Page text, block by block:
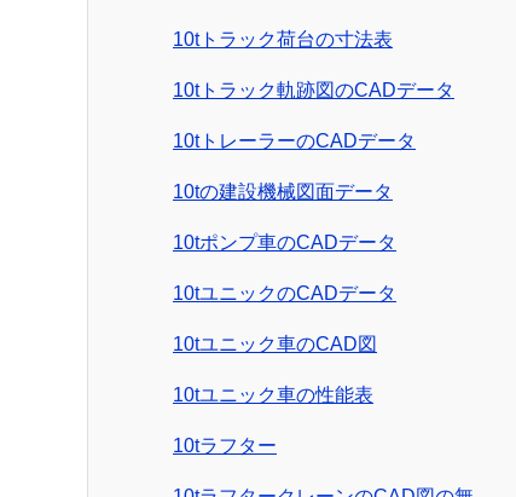
10tトラック荷台の寸法表
10tトラック軌跡図のCADデータ
10tトレーラーのCADデータ
10tの建設機械図面データ
10tポンプ車のCADデータ
10tユニックのCADデータ
10tユニック車のCAD図
10tユニック車の性能表
10tラフター